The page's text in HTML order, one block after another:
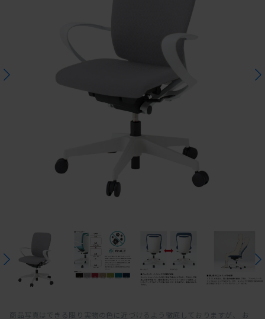
商品写真はできる限り実物の色に近づけるよう徹底しておりますが、 お